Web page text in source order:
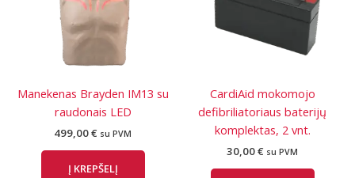
Manekenas Brayden IM13 su
raudonais LED
499,00€ su PVM
Į KREPŠELĮ
CardiAid mokomojo
defibriliatoriaus baterijų
komplektas, 2 vnt.
30,00€ su PVM